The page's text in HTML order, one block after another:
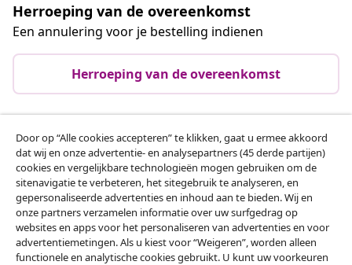
Herroeping van de overeenkomst
Een annulering voor je bestelling indienen
Herroeping van de overeenkomst
Klantenservice
Zakelijk
vidaXL
Door op “Alle cookies accepteren” te klikken, gaat u ermee akkoord
dat wij en onze advertentie- en analysepartners (45 derde partijen)
cookies en vergelijkbare technologieën mogen gebruiken om de
sitenavigatie te verbeteren, het sitegebruik te analyseren, en
gepersonaliseerde advertenties en inhoud aan te bieden. Wij en
onze partners verzamelen informatie over uw surfgedrag op
websites en apps voor het personaliseren van advertenties en voor
advertentiemetingen. Als u kiest voor “Weigeren”, worden alleen
functionele en analytische cookies gebruikt. U kunt uw voorkeuren